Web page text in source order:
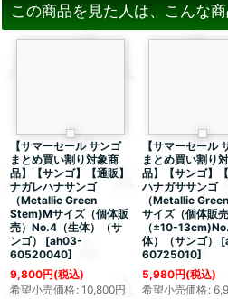
この商品を見た人は、こんな商
【サマーセール サンゴ
まとめ買い割り対象商
品】【サンゴ】【通販】
ナガレハナサンゴ
（Metallic Green
Stem)Mサイズ（個体販
売）No.4（生体）（サ
ンゴ）
[ah03-
60520040]
9,800円(税込)
希望小売価格: 10,800円
【サマーセール
まとめ買い割り
品】【サンゴ】【
ハナガササンゴ
（Metallic
サイズ（個体販売
（±10-
体）（サンゴ）
[
60725010]
5,980円(税込)
希望小売価格: